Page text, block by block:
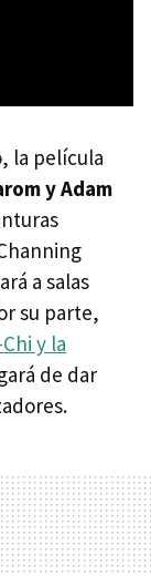
la película
y Adam
a salas
su parte,
y la
de dar